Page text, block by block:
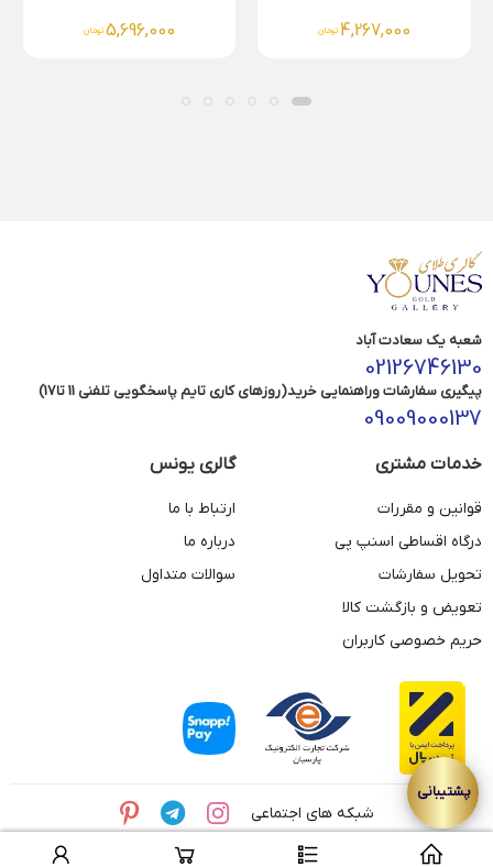
5,696,000
3,987,000
شعبه یک سعادت آباد
02126746130
پیگیری سفارشات وراهنمایی خرید(روزهای کاری تایم پاسخگویی تلفنی 11 تا17)
09009000137
خدمات مشتری
قوانین و مقررات
درگاه اقساطی اسنپ پی
تحویل سفارشات
تعویض و بازگشت کالا
حریم خصوصی کاربران
گالری یونس
ارتباط با ما
درباره ما
سوالات متداول
© تمامی حقوق این وبسایت متعلق به مجموعه طلای یونس می باشد.
شبکه های اجتماعی